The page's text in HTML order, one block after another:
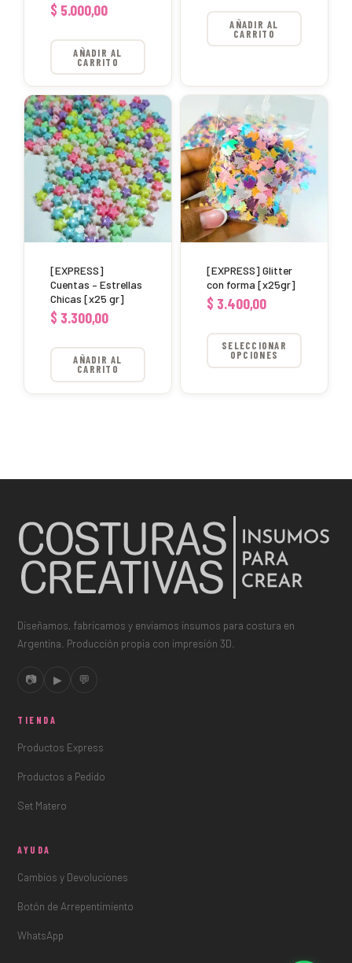
$ 5.000,00
AÑADIR AL
CARRITO
AÑADIR AL
CARRITO
[EXPRESS]
Cuentas – Estrellas
Chicas [x25 gr]
$ 3.300,00
AÑADIR AL
CARRITO
[EXPRESS] Glitter
con forma [x25gr]
$ 3.400,00
SELECCIONAR
OPCIONES
producto
tiene
múltiples
variantes.
Las
opciones
pueden
elegir
página
de
Diseñamos, fabricamos y enviamos insumos para costura en
Argentina. Producción propia con impresión 3D.
📷 ▶ 💬
TIENDA
Productos Express
Productos a Pedido
Set Matero
AYUDA
Cambios y Devoluciones
Botón de Arrepentimiento
WhatsApp